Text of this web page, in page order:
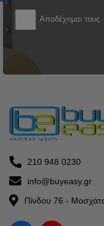
Αποδέχομαι τους
210 948 0230
info@buyeasy.gr
Πίνδου 76 -